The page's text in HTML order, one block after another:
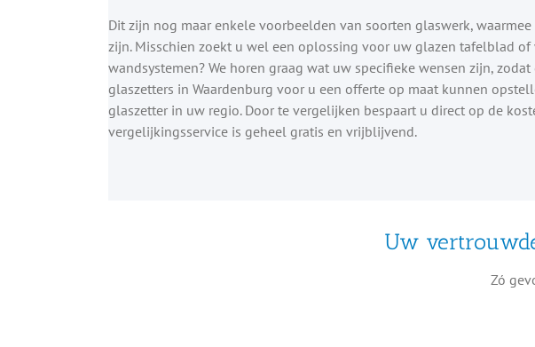
Dit zijn nog maar enkele voorbeelden van soorten glaswerk,
zijn. Misschien zoekt u wel een oplossing voor uw glazen tafelblad
wandsystemen? We horen graag wat uw specifieke wensen zijn,
glaszetters in Waardenburg voor u een offerte op maat kunnen
glaszetter in uw regio. Door te vergelijken bespaart u direct op de
vergelijkingsservice is geheel gratis en vrijblijvend.
Uw
Zó